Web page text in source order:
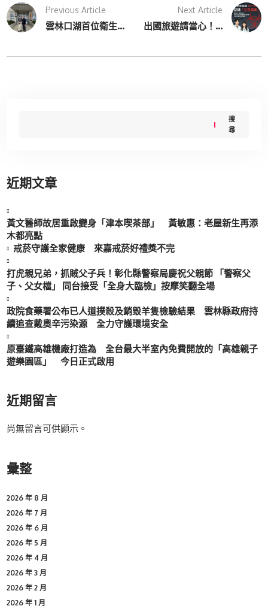
Previous Article
雲林口湖首位衛生...
Next Article
出國旅遊請當心！...
搜
尋
近期文章
黃文醫師故居重啟變身「津本喫茶部」 黃敏惠：老屋新生再添
木都亮點
戒菸守護全家健康 來嘉戒菸好禮獎不完
打虎親兄弟，抓賊父子兵！彰化縣警察局慶祝父親節 「警察父
子、父女檔」 同台接受「全身大臨檢」按摩笑翻全場
政院食藥署公布已人道撲殺及銷毀羊隻檢驗結果 雲林縣政府持
續追查戴奧辛污染源 全力守護環境安全
原臺鐵高雄機廠打造為 全台最大半室內免費開放的「高雄親子
遊樂園區」 今日正式啟用
近期留言
尚無留言可供顯示。
彙整
2026 年 8 月
2026 年 7 月
2026 年 6 月
2026 年 5 月
2026 年 4 月
2026 年 3 月
2026 年 2 月
2026 年 1 月